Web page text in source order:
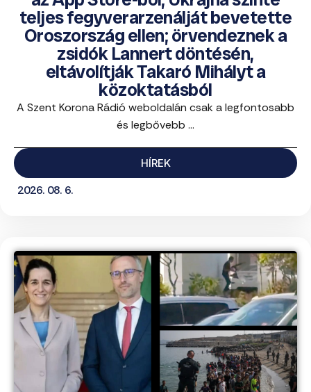
teljes fegyverarzenálját bevetette
Oroszország ellen; örvendeznek a
zsidók Lannert döntésén,
eltávolítják Takaró Mihályt a
közoktatásból
A Szent Korona Rádió weboldalán csak a legfontosabb
és legbővebb ...
HÍREK
2026. 08. 6.